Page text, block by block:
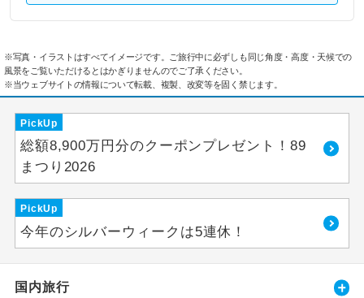
※写真・イラストはすべてイメージです。ご旅行中に必ずしも同じ角度・高度・天候での
風景をご覧いただけるとはかぎりませんのでご了承ください。
※当ウェブサイトの情報について転載、複製、改変等を固く禁じます。
PickUp
総額8,900万円分のクーポンプレゼント！89
まつり2026
PickUp
今年のシルバーウィークは5連休！
国内旅行